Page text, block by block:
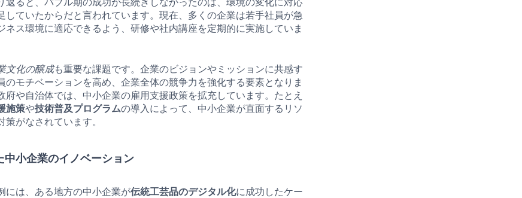
していたからだと言われています。現在、多くの企業は若手社員が急
ネス環境に適応できるよう、研修や社内講座を定期的に実施していま
文化の醸成も重要な課題です。企業のビジョンやミッションに共感す
のモチベーションを高め、企業全体の競争力を強化する要素となりま
府や自治体では、中小企業の雇用支援政策を拡充しています。たとえ
施策や技術普及プログラムの導入によって、中小企業が直面するリソ
策がなされています。
中小企業のイノベーション
には、ある地方の中小企業が伝統工芸品のデジタル化に成功したケー